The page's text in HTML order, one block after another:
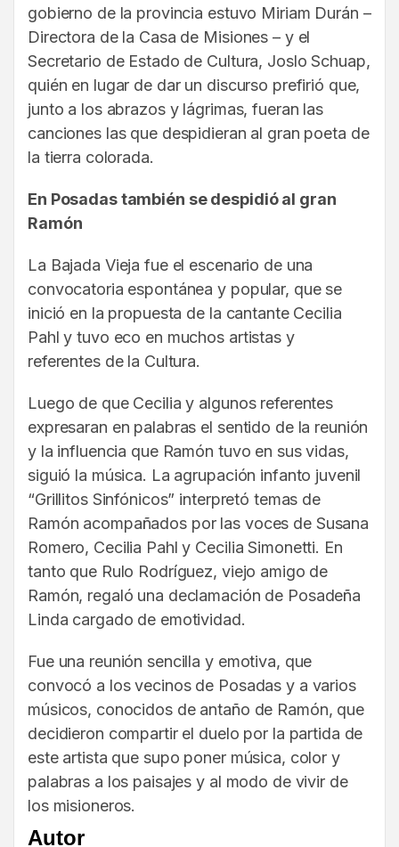
gobierno de la provincia estuvo Miriam Durán –
Directora de la Casa de Misiones – y el
Secretario de Estado de Cultura, Joslo Schuap,
quién en lugar de dar un discurso prefirió que,
junto a los abrazos y lágrimas, fueran las
canciones las que despidieran al gran poeta de
la tierra colorada.
En Posadas también se despidió al gran
Ramón
La Bajada Vieja fue el escenario de una
convocatoria espontánea y popular, que se
inició en la propuesta de la cantante Cecilia
Pahl y tuvo eco en muchos artistas y
referentes de la Cultura.
Luego de que Cecilia y algunos referentes
expresaran en palabras el sentido de la reunión
y la influencia que Ramón tuvo en sus vidas,
siguió la música. La agrupación infanto juvenil
“Grillitos Sinfónicos” interpretó temas de
Ramón acompañados por las voces de Susana
Romero, Cecilia Pahl y Cecilia Simonetti. En
tanto que Rulo Rodríguez, viejo amigo de
Ramón, regaló una declamación de Posadeña
Linda cargado de emotividad.
Fue una reunión sencilla y emotiva, que
convocó a los vecinos de Posadas y a varios
músicos, conocidos de antaño de Ramón, que
decidieron compartir el duelo por la partida de
este artista que supo poner música, color y
palabras a los paisajes y al modo de vivir de
los misioneros.
Autor